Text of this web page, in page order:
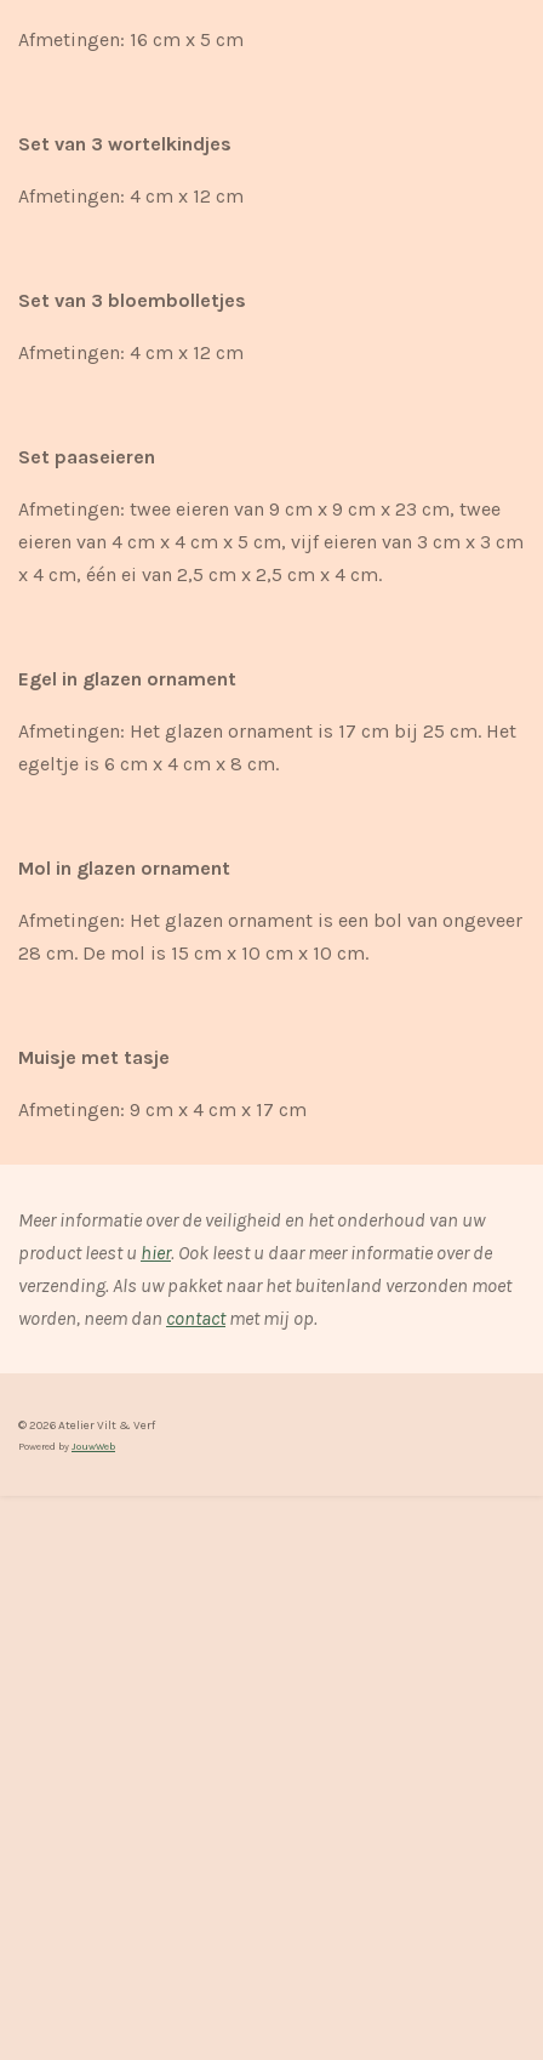
Afmetingen: 16 cm x 5 cm
Set van 3 wortelkindjes
Afmetingen: 4 cm x 12 cm
Set van 3 bloembolletjes
Afmetingen: 4 cm x 12 cm
Set paaseieren
Afmetingen: twee eieren van 9 cm x 9 cm x 23 cm, twee
eieren van 4 cm x 4 cm x 5 cm, vijf eieren van 3 cm x 3 cm
x 4 cm, één ei van 2,5 cm x 2,5 cm x 4 cm.
Egel in glazen ornament
Afmetingen: Het glazen ornament is 17 cm bij 25 cm. Het
egeltje is 6 cm x 4 cm x 8 cm.
Mol in glazen ornament
Afmetingen: Het glazen ornament is een bol van ongeveer
28 cm. De mol is 15 cm x 10 cm x 10 cm.
Muisje met tasje
Afmetingen: 9 cm x 4 cm x 17 cm
Meer informatie over de veiligheid en het onderhoud van uw
product leest u hier. Ook leest u daar meer informatie over de
verzending. Als uw pakket naar het buitenland verzonden moet
worden, neem dan contactmet mij op.
© 2026 Atelier Vilt & Verf
Powered by JouwWeb